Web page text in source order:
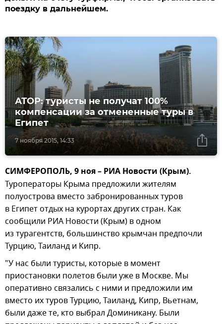
поездку в дальнейшем.
7 ноября 2015, 14:33
АТОР: туристы не получат 100%
компенсации за отмененные туры в
Египет
СИМФЕРОПОЛЬ, 9 ноя – РИА Новости (Крым).
Туроператоры Крыма предложили жителям
полуострова вместо забронированных туров
в Египет отдых на курортах других стран. Как
сообщили РИА Новости (Крым) в одном
из турагентств, большинство крымчан предпочли
Турцию, Таиланд и Кипр.
"У нас были туристы, которые в момент
приостановки полетов были уже в Москве. Мы
оперативно связались с ними и предложили им
вместо их туров Турцию, Таиланд, Кипр, Вьетнам,
были даже те, кто выбрал Доминикану. Были